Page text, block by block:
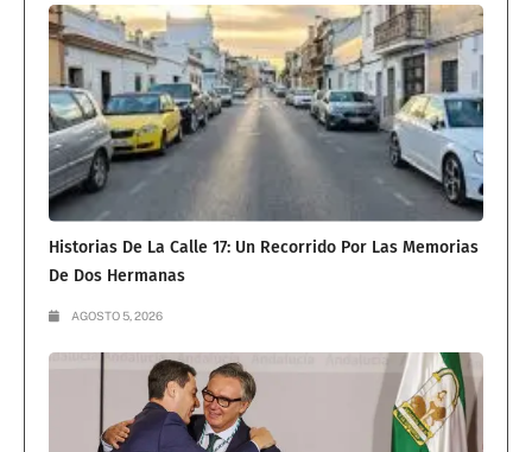
Historias De La Calle 17: Un Recorrido Por Las Memorias
De Dos Hermanas
AGOSTO 5, 2026